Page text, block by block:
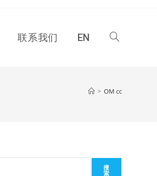
联系我们 EN
> OM cc
搜
索